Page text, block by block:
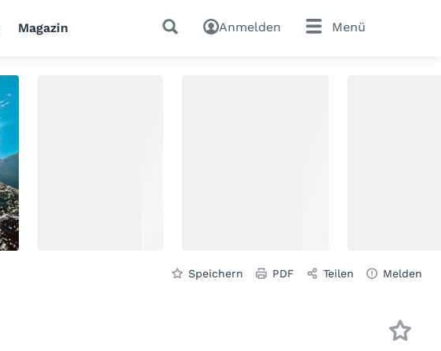
Magazin Anmelden Menü
Speichern PDF Teilen Melden